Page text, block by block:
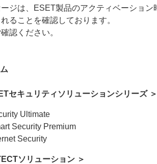
ジは、ESET製品のアクティベーショ
ることを確認しております。
認ください。
セキュリティソリューションシリーズ ＞
Ultimate
Security Premium
Security
ソリューション ＞